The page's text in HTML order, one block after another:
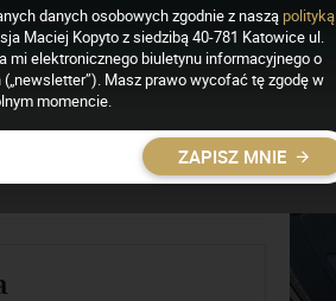
zastosowanie w przemyśle
wahników.
danych osobowych zgodnie z naszą polityką
Maciej Kopyto z siedzibą 40-781 Katowice ul.
mi elektronicznego biuletynu informacyjnego o
Masz prawo wycofać tę zgodę w
momencie.
ZAPISZ MNIE